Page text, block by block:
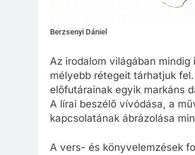
Berzsenyi Dániel
Az irodalom világában
mélyebb rétegeit tárhatjuk
előfutárainak egyik markáns
A lírai beszélő vívódása, a
kapcsolatának ábrázolása
A vers- és könyvelemzések